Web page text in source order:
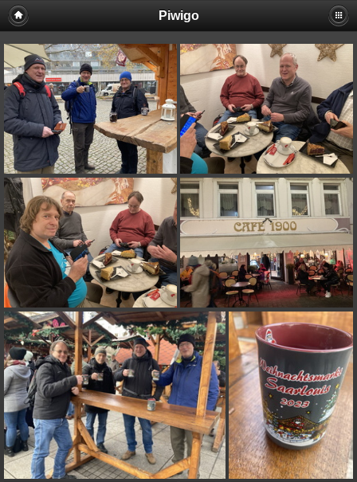
Piwigo